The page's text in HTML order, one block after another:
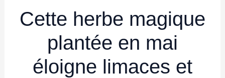
Cette herbe magique
plantée en mai
éloigne limaces et